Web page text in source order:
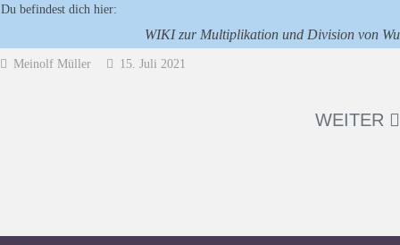
Du befindest dich hier:
WIKI zur Multiplikation und Division von
Meinolf Müller 15. Juli 2021
WEITER